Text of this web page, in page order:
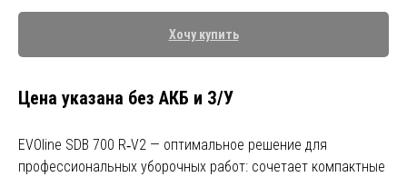
Хочу купить
Цена указана без АКБ и З/У
EVOline SDB 700 R‑V2 — оптимальное решение для
профессиональных уборочных работ: сочетает компактные